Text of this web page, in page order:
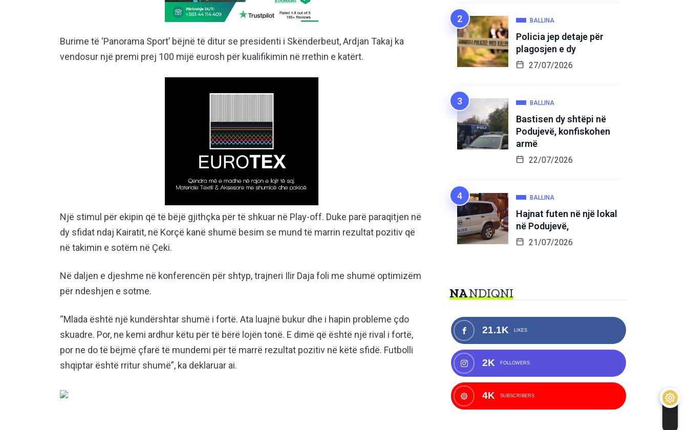
Burime të ‘Panorama Sport’ bëjnë të ditur se presidenti i Skënderbeut, Ardjan Takaj ka
vendosur një premi prej 100 mijë eurosh për kualifikimin në rrethin e katërt.
Një stimul për ekipin që të bëjë gjithçka për të shkuar në Play-off. Duke parë paraqitjen në
dy sfidat ndaj Kairatit, në Korçë kanë shumë besim se mund të marrin rezultat pozitiv që
në takimin e sotëm në Çeki.
Në daljen e djeshme në konferencën për shtyp, trajneri Ilir Daja foli me shumë optimizëm
për ndeshjen e sotme.
“Mlada është një kundërshtar shumë i fortë. Ata luajnë bukur dhe i hapin probleme çdo
skuadre. Por, ne kemi ardhur këtu për të bërë lojën tonë. E dimë që është një rival i fortë,
por ne do të bëjmë çfarë të mundemi për të marrë rezultat pozitiv në këtë sfidë. Futbolli
shqiptar është rritur shumë”, ka deklaruar ai.
BALLINA
Policia jep detaje për
plagosjen e dy
27/07/2026
BALLINA
Bastisen dy shtëpi në
Podujevë, konfiskohen
armë
22/07/2026
BALLINA
Hajnat futen në një lokal
në Podujevë,
21/07/2026
NANDIQNI
21.1K LIKES
2K FOLLOWERS
4K SUBSCRIBERS